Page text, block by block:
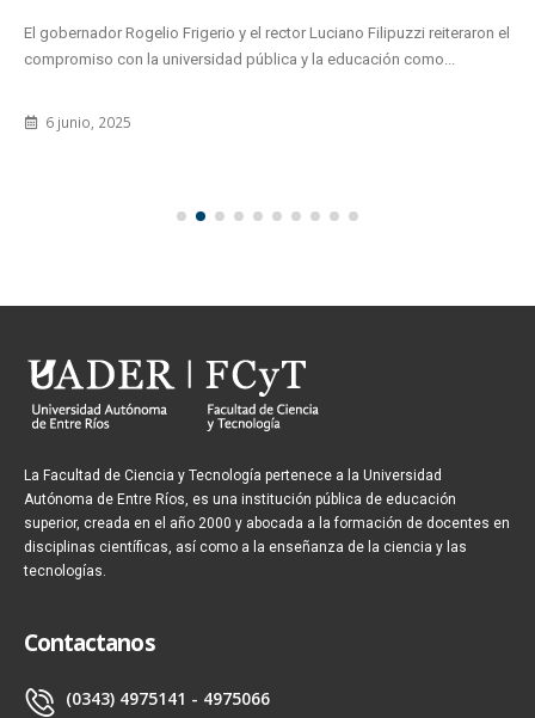
El gobernador Rogelio Frigerio y el rector Luciano Filipuzzi reiteraron el
compromiso con la universidad pública y la educación como...
6 junio, 2025
La Facultad de Ciencia y Tecnología pertenece a la Universidad
Autónoma de Entre Ríos, es una institución pública de educación
superior, creada en el año 2000 y abocada a la formación de docentes en
disciplinas científicas, así como a la enseñanza de la ciencia y las
tecnologías.
Contactanos
(0343) 4975141 - 4975066